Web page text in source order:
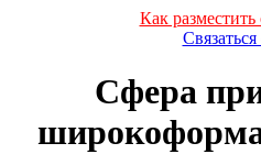
Как разместить
Сфера